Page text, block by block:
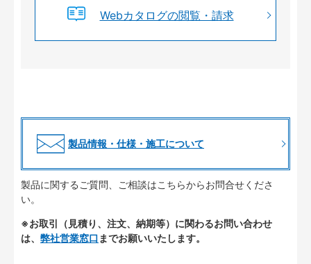
Webカタログの閲覧・請求
製品情報・仕様・施工について
製品に関するご質問、ご相談はこちらからお問合せくださ
い。
※お取引（見積り、注文、納期等）に関わるお問い合わせ
は、 弊社営業窓口 までお願いいたします。